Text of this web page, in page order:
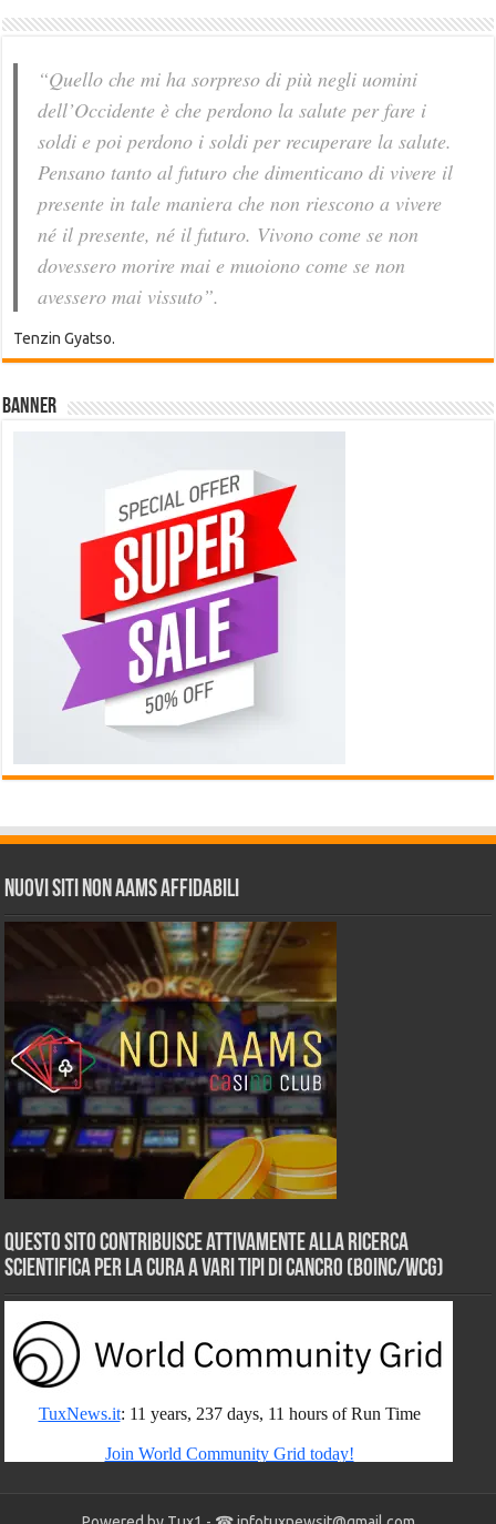
“Quello che mi ha sorpreso di più negli uomini
dell’Occidente è che perdono la salute per fare i
soldi e poi perdono i soldi per recuperare la salute.
Pensano tanto al futuro che dimenticano di vivere il
presente in tale maniera che non riescono a vivere
né il presente, né il futuro. Vivono come se non
dovessero morire mai e muoiono come se non
avessero mai vissuto”.
Tenzin Gyatso.
Banner
Nuovi siti non AAMS affidabili
Questo sito contribuisce attivamente alla ricerca
scientifica per la cura a vari tipi di Cancro (BOINC/WCG)